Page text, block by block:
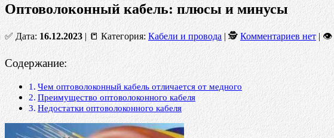
Оптоволоконный кабель: плюсы и минусы
✅ Дата: 16.12.2023 | 📒 Категория: Кабели и провода | 🕵 Комментариев нет | 👁
Содержание:
Чем оптоволоконный кабель отличается от медного
Преимущество оптоволоконного кабеля
Недостатки оптоволоконного кабеля